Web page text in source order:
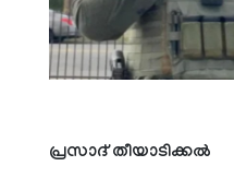
പ്രസാദ് തീയാടിക്കല്‍